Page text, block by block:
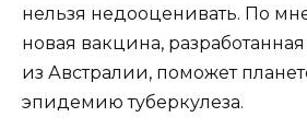
нельзя недооценивать. По
новая вакцина,
из Австралии, поможет
эпидемию туберкулеза.